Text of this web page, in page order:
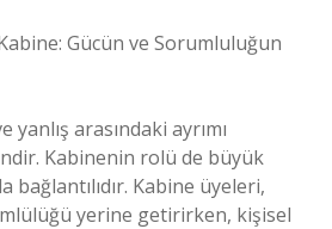
Gücün ve Sorumluluğun
yanlış arasındaki ayrımı
Kabinenin rolü de büyük
Kabine üyeleri,
yerine getirirken, kişisel